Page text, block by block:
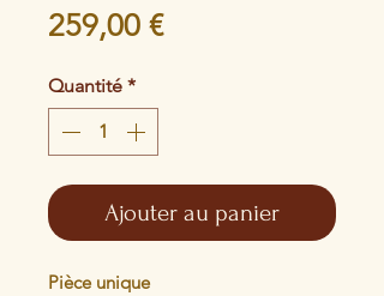
259,00 €Prix
Quantité *
Ajouter au panier
Pièce unique